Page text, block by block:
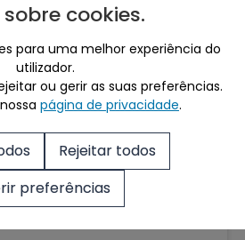
café para si
Ver Tudo
sobre cookies.
para uma melhor experiência do
utilizador.
ou gerir as suas preferências.
página de privacidade.
Rejeitar todos
preferências